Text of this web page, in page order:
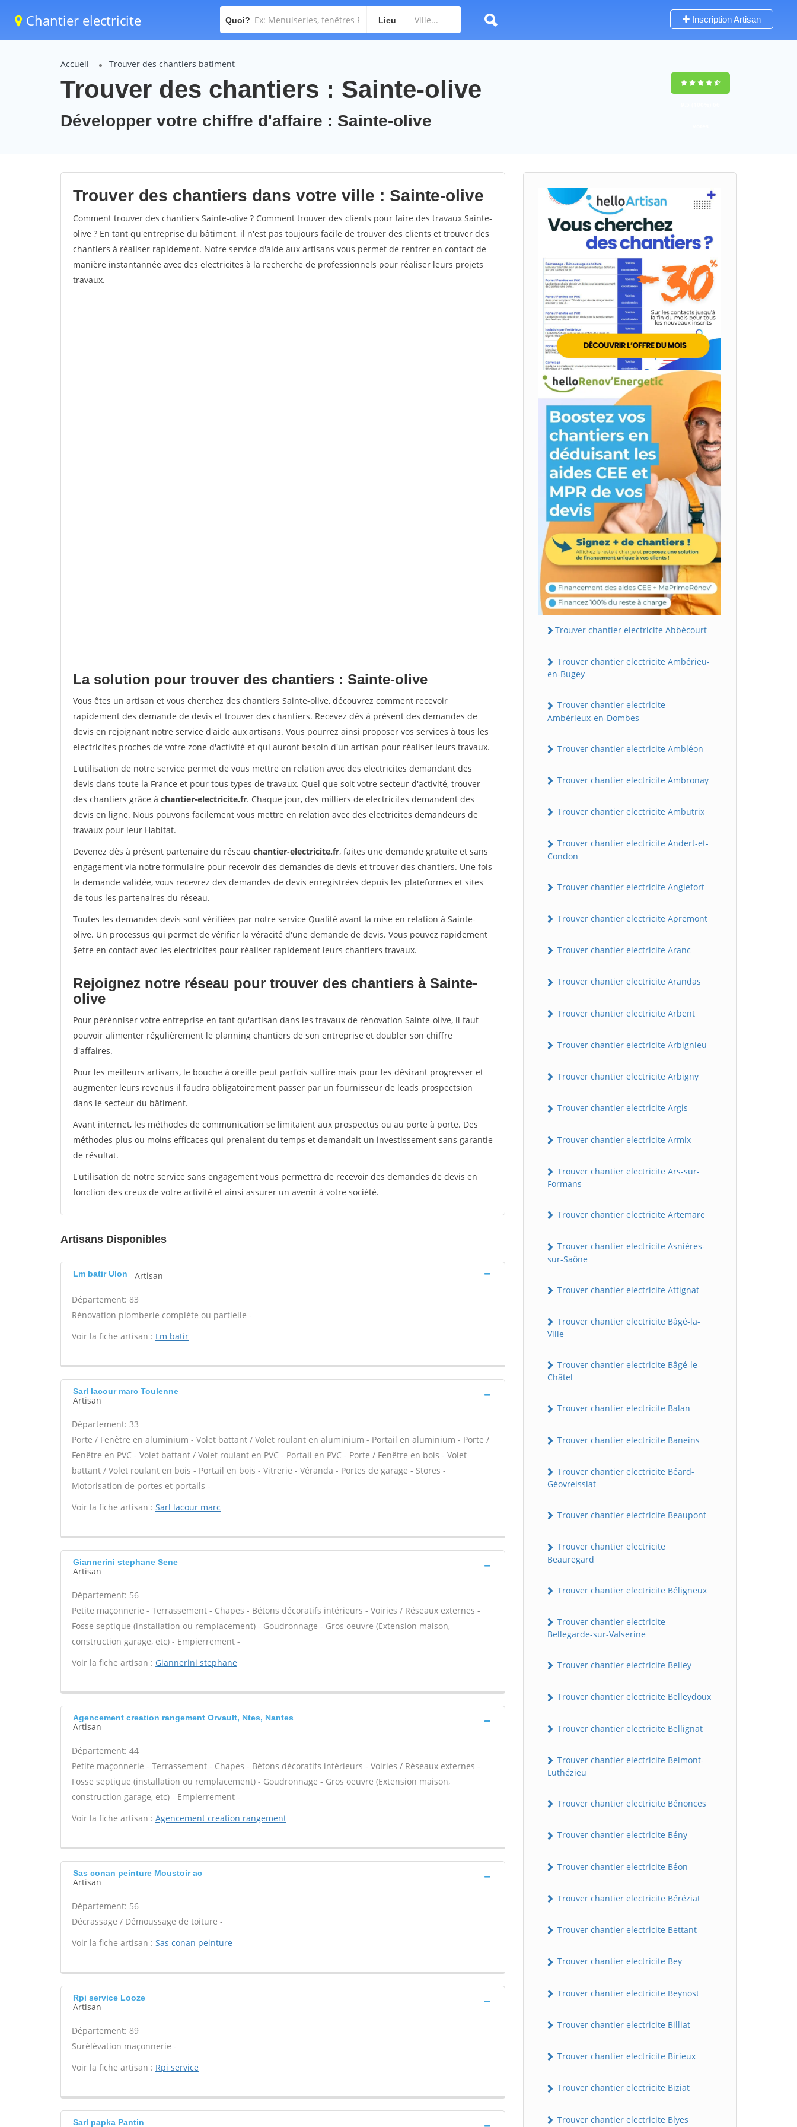
Chantier electricite Quoi? Lieu Inscription Artisan
Accueil Trouver des chantiers batiment
Trouver des chantiers : Sainte-olive
Développer votre chiffre d'affaire : Sainte-olive
Trouver des chantiers dans votre ville : Sainte-olive
Comment trouver des chantiers Sainte-olive ? Comment trouver des clients pour faire des travaux Sainte-
olive ? En tant qu'entreprise du bâtiment, il n'est pas toujours facile de trouver des clients et trouver des
chantiers à réaliser rapidement. Notre service d'aide aux artisans vous permet de rentrer en contact de
manière instantannée avec des electricites à la recherche de professionnels pour réaliser leurs projets
travaux.
La solution pour trouver des chantiers : Sainte-olive
Vous êtes un artisan et vous cherchez des chantiers Sainte-olive, découvrez comment recevoir
rapidement des demande de devis et trouver des chantiers. Recevez dès à présent des demandes de
devis en rejoignant notre service d'aide aux artisans. Vous pourrez ainsi proposer vos services à tous les
electricites proches de votre zone d'activité et qui auront besoin d'un artisan pour réaliser leurs travaux.
L'utilisation de notre service permet de vous mettre en relation avec des electricites demandant des
devis dans toute la France et pour tous types de travaux. Quel que soit votre secteur d'activité, trouver
des chantiers grâce à chantier-electricite.fr. Chaque jour, des milliers de electricites demandent des
devis en ligne. Nous pouvons facilement vous mettre en relation avec des electricites demandeurs de
travaux pour leur Habitat.
Devenez dès à présent partenaire du réseau chantier-electricite.fr, faites une demande gratuite et sans
engagement via notre formulaire pour recevoir des demandes de devis et trouver des chantiers. Une fois
la demande validée, vous recevrez des demandes de devis enregistrées depuis les plateformes et sites
de tous les partenaires du réseau.
Toutes les demandes devis sont vérifiées par notre service Qualité avant la mise en relation à Sainte-
olive. Un processus qui permet de vérifier la véracité d'une demande de devis. Vous pouvez rapidement
$etre en contact avec les electricites pour réaliser rapidement leurs chantiers travaux.
Rejoignez notre réseau pour trouver des chantiers à Sainte-
olive
Pour pérénniser votre entreprise en tant qu'artisan dans les travaux de rénovation Sainte-olive, il faut
pouvoir alimenter régulièrement le planning chantiers de son entreprise et doubler son chiffre
d'affaires.
Pour les meilleurs artisans, le bouche à oreille peut parfois suffire mais pour les désirant progresser et
augmenter leurs revenus il faudra obligatoirement passer par un fournisseur de leads prospectsion
dans le secteur du bâtiment.
Avant internet, les méthodes de communication se limitaient aux prospectus ou au porte à porte. Des
méthodes plus ou moins efficaces qui prenaient du temps et demandait un investissement sans garantie
de résultat.
L'utilisation de notre service sans engagement vous permettra de recevoir des demandes de devis en
fonction des creux de votre activité et ainsi assurer un avenir à votre société.
Artisans Disponibles
Lm batir Ulon Artisan
Département: 83
Rénovation plomberie complète ou partielle -
Voir la fiche artisan : Lm batir
Sarl lacour marc Toulenne
Artisan
Département: 33
Porte / Fenêtre en aluminium - Volet battant / Volet roulant en aluminium - Portail en aluminium - Porte /
Fenêtre en PVC - Volet battant / Volet roulant en PVC - Portail en PVC - Porte / Fenêtre en bois - Volet
battant / Volet roulant en bois - Portail en bois - Vitrerie - Véranda - Portes de garage - Stores -
Motorisation de portes et portails -
Voir la fiche artisan : Sarl lacour marc
Giannerini stephane Sene
Artisan
Département: 56
Petite maçonnerie - Terrassement - Chapes - Bétons décoratifs intérieurs - Voiries / Réseaux externes -
Fosse septique (installation ou remplacement) - Goudronnage - Gros oeuvre (Extension maison,
construction garage, etc) - Empierrement -
Voir la fiche artisan : Giannerini stephane
Agencement creation rangement Orvault, Ntes, Nantes
Artisan
Département: 44
Petite maçonnerie - Terrassement - Chapes - Bétons décoratifs intérieurs - Voiries / Réseaux externes -
Fosse septique (installation ou remplacement) - Goudronnage - Gros oeuvre (Extension maison,
construction garage, etc) - Empierrement -
Voir la fiche artisan : Agencement creation rangement
Sas conan peinture Moustoir ac
Artisan
Département: 56
Décrassage / Démoussage de toiture -
Voir la fiche artisan : Sas conan peinture
Rpi service Looze
Artisan
Département: 89
Surélévation maçonnerie -
Voir la fiche artisan : Rpi service
Sarl papka Pantin
Trouver chantier electricite Abbécourt
Trouver chantier electricite Ambérieu-
en-Bugey
Trouver chantier electricite
Ambérieux-en-Dombes
Trouver chantier electricite Ambléon
Trouver chantier electricite Ambronay
Trouver chantier electricite Ambutrix
Trouver chantier electricite Andert-et-
Condon
Trouver chantier electricite Anglefort
Trouver chantier electricite Apremont
Trouver chantier electricite Aranc
Trouver chantier electricite Arandas
Trouver chantier electricite Arbent
Trouver chantier electricite Arbignieu
Trouver chantier electricite Arbigny
Trouver chantier electricite Argis
Trouver chantier electricite Armix
Trouver chantier electricite Ars-sur-
Formans
Trouver chantier electricite Artemare
Trouver chantier electricite Asnières-
sur-Saône
Trouver chantier electricite Attignat
Trouver chantier electricite Bâgé-la-
Ville
Trouver chantier electricite Bâgé-le-
Châtel
Trouver chantier electricite Balan
Trouver chantier electricite Baneins
Trouver chantier electricite Béard-
Géovreissiat
Trouver chantier electricite Beaupont
Trouver chantier electricite
Beauregard
Trouver chantier electricite Béligneux
Trouver chantier electricite
Bellegarde-sur-Valserine
Trouver chantier electricite Belley
Trouver chantier electricite Belleydoux
Trouver chantier electricite Bellignat
Trouver chantier electricite Belmont-
Luthézieu
Trouver chantier electricite Bénonces
Trouver chantier electricite Bény
Trouver chantier electricite Béon
Trouver chantier electricite Béréziat
Trouver chantier electricite Bettant
Trouver chantier electricite Bey
Trouver chantier electricite Beynost
Trouver chantier electricite Billiat
Trouver chantier electricite Birieux
Trouver chantier electricite Biziat
Trouver chantier electricite Blyes